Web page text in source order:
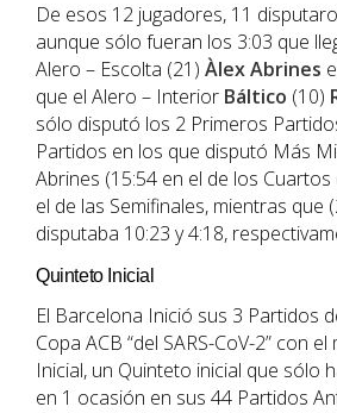
De esos 12 jugadores, 11
aunque sólo fueran los 3:03 que
Alero – Escolta (21) Àlex Abrines
que el Alero – Interior Báltico (10)
sólo disputó los 2 Primeros
Partidos en los que disputó Más
Abrines (15:54 en el de los Cuartos
el de las Semifinales, mientras que
disputaba 10:23 y 4:18,
Quinteto Inicial
El Barcelona Inició sus 3 Partidos
Copa ACB “del SARS-CoV-2” con
Inicial, un Quinteto inicial que sólo
en 1 ocasión en sus 44 Partidos